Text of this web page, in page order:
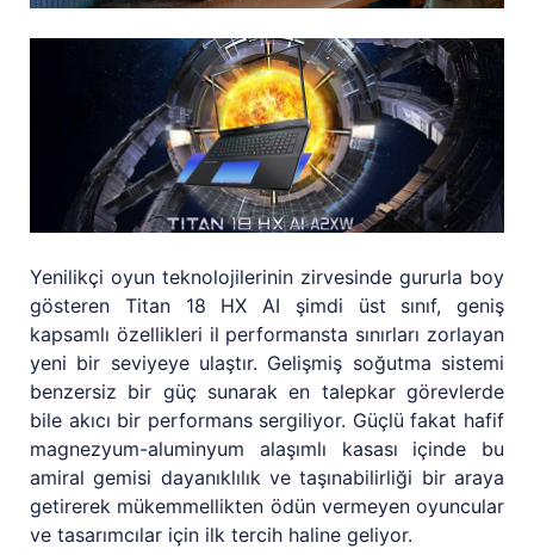
Yenilikçi oyun teknolojilerinin zirvesinde gururla boy
gösteren Titan 18 HX AI şimdi üst sınıf, geniş
kapsamlı özellikleri il performansta sınırları zorlayan
yeni bir seviyeye ulaştır. Gelişmiş soğutma sistemi
benzersiz bir güç sunarak en talepkar görevlerde
bile akıcı bir performans sergiliyor. Güçlü fakat hafif
magnezyum-aluminyum alaşımlı kasası içinde bu
amiral gemisi dayanıklılık ve taşınabilirliği bir araya
getirerek mükemmellikten ödün vermeyen oyuncular
ve tasarımcılar için ilk tercih haline geliyor.